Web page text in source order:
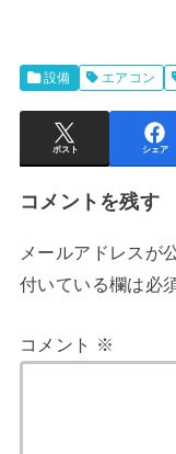
設備 エアコン
ポスト シェア
コメントを残す
メールアドレスが
付いている欄は必
コメント ※